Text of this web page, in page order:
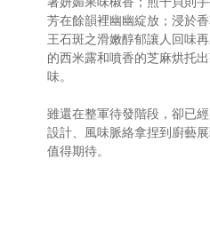
芳在餘韻裡幽幽綻放；浸於
王石斑之滑嫩醇郁讓人回味
的西米露和噴香的芝麻烘托
味。
雖還在整軍待發階段，卻已
設計、風味脈絡拿捏到廚藝
值得期待。